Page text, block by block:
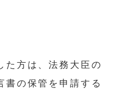
た方は、法務大臣の
書の保管を申請する